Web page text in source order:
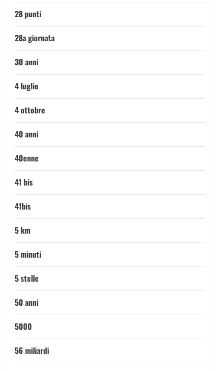
28 punti
28a giornata
30 anni
4 luglio
4 ottobre
40 anni
40enne
41 bis
41bis
5 km
5 minuti
5 stelle
50 anni
5000
56 miliardi